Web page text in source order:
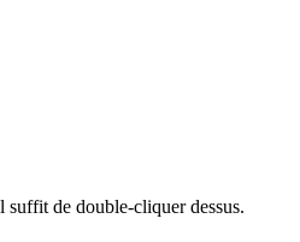
de double-cliquer dessus.